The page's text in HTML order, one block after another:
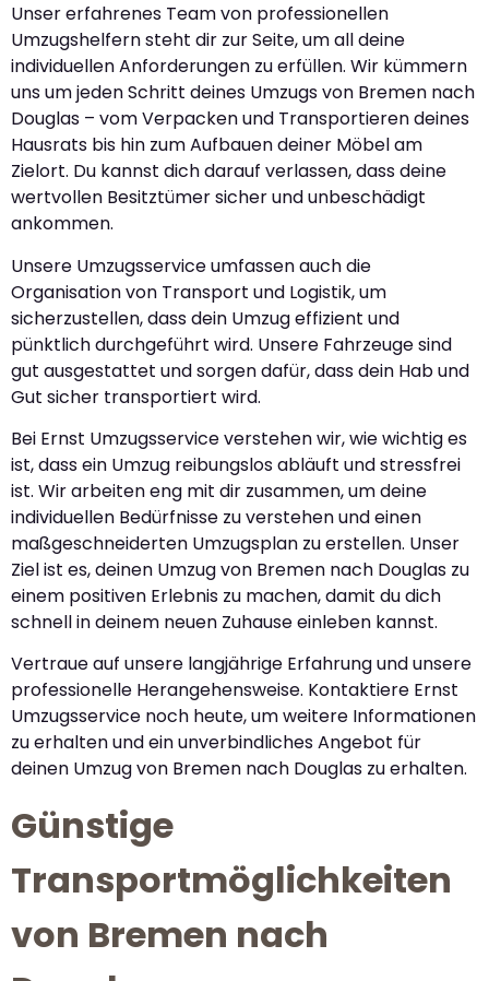
Unser erfahrenes Team von professionellen
Umzugshelfern steht dir zur Seite, um all deine
individuellen Anforderungen zu erfüllen. Wir kümmern
uns um jeden Schritt deines Umzugs von Bremen nach
Douglas – vom Verpacken und Transportieren deines
Hausrats bis hin zum Aufbauen deiner Möbel am
Zielort. Du kannst dich darauf verlassen, dass deine
wertvollen Besitztümer sicher und unbeschädigt
ankommen.
Unsere Umzugsservice umfassen auch die
Organisation von Transport und Logistik, um
sicherzustellen, dass dein Umzug effizient und
pünktlich durchgeführt wird. Unsere Fahrzeuge sind
gut ausgestattet und sorgen dafür, dass dein Hab und
Gut sicher transportiert wird.
Bei Ernst Umzugsservice verstehen wir, wie wichtig es
ist, dass ein Umzug reibungslos abläuft und stressfrei
ist. Wir arbeiten eng mit dir zusammen, um deine
individuellen Bedürfnisse zu verstehen und einen
maßgeschneiderten Umzugsplan zu erstellen. Unser
Ziel ist es, deinen Umzug von Bremen nach Douglas zu
einem positiven Erlebnis zu machen, damit du dich
schnell in deinem neuen Zuhause einleben kannst.
Vertraue auf unsere langjährige Erfahrung und unsere
professionelle Herangehensweise. Kontaktiere Ernst
Umzugsservice noch heute, um weitere Informationen
zu erhalten und ein unverbindliches Angebot für
deinen Umzug von Bremen nach Douglas zu erhalten.
Günstige
Transportmöglichkeiten
von Bremen nach